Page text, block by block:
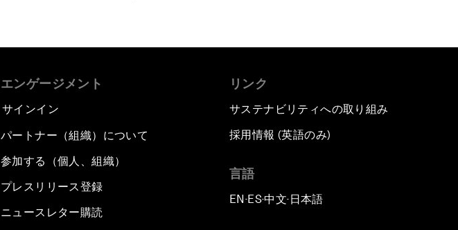
エンゲージメント
サインイン
パートナー（組織）について
参加する（個人、組織）
プレスリリース登録
ニュースレター購読
リンク
サステナビリティへの取り組み
採用情報 (英語のみ)
言語
EN ▪ES▪中文▪ 日本語